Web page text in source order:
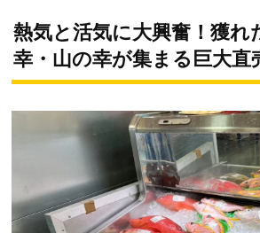
熱気と活気に大興奮！獲れ
幸・山の幸が集まる巨大直